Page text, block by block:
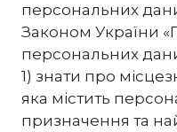
персональних
Законом України
персональних
1) знати про
яка містить
призначення та